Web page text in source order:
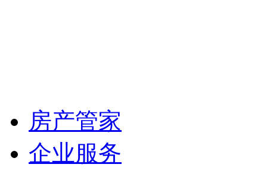
房产管家
企业服务